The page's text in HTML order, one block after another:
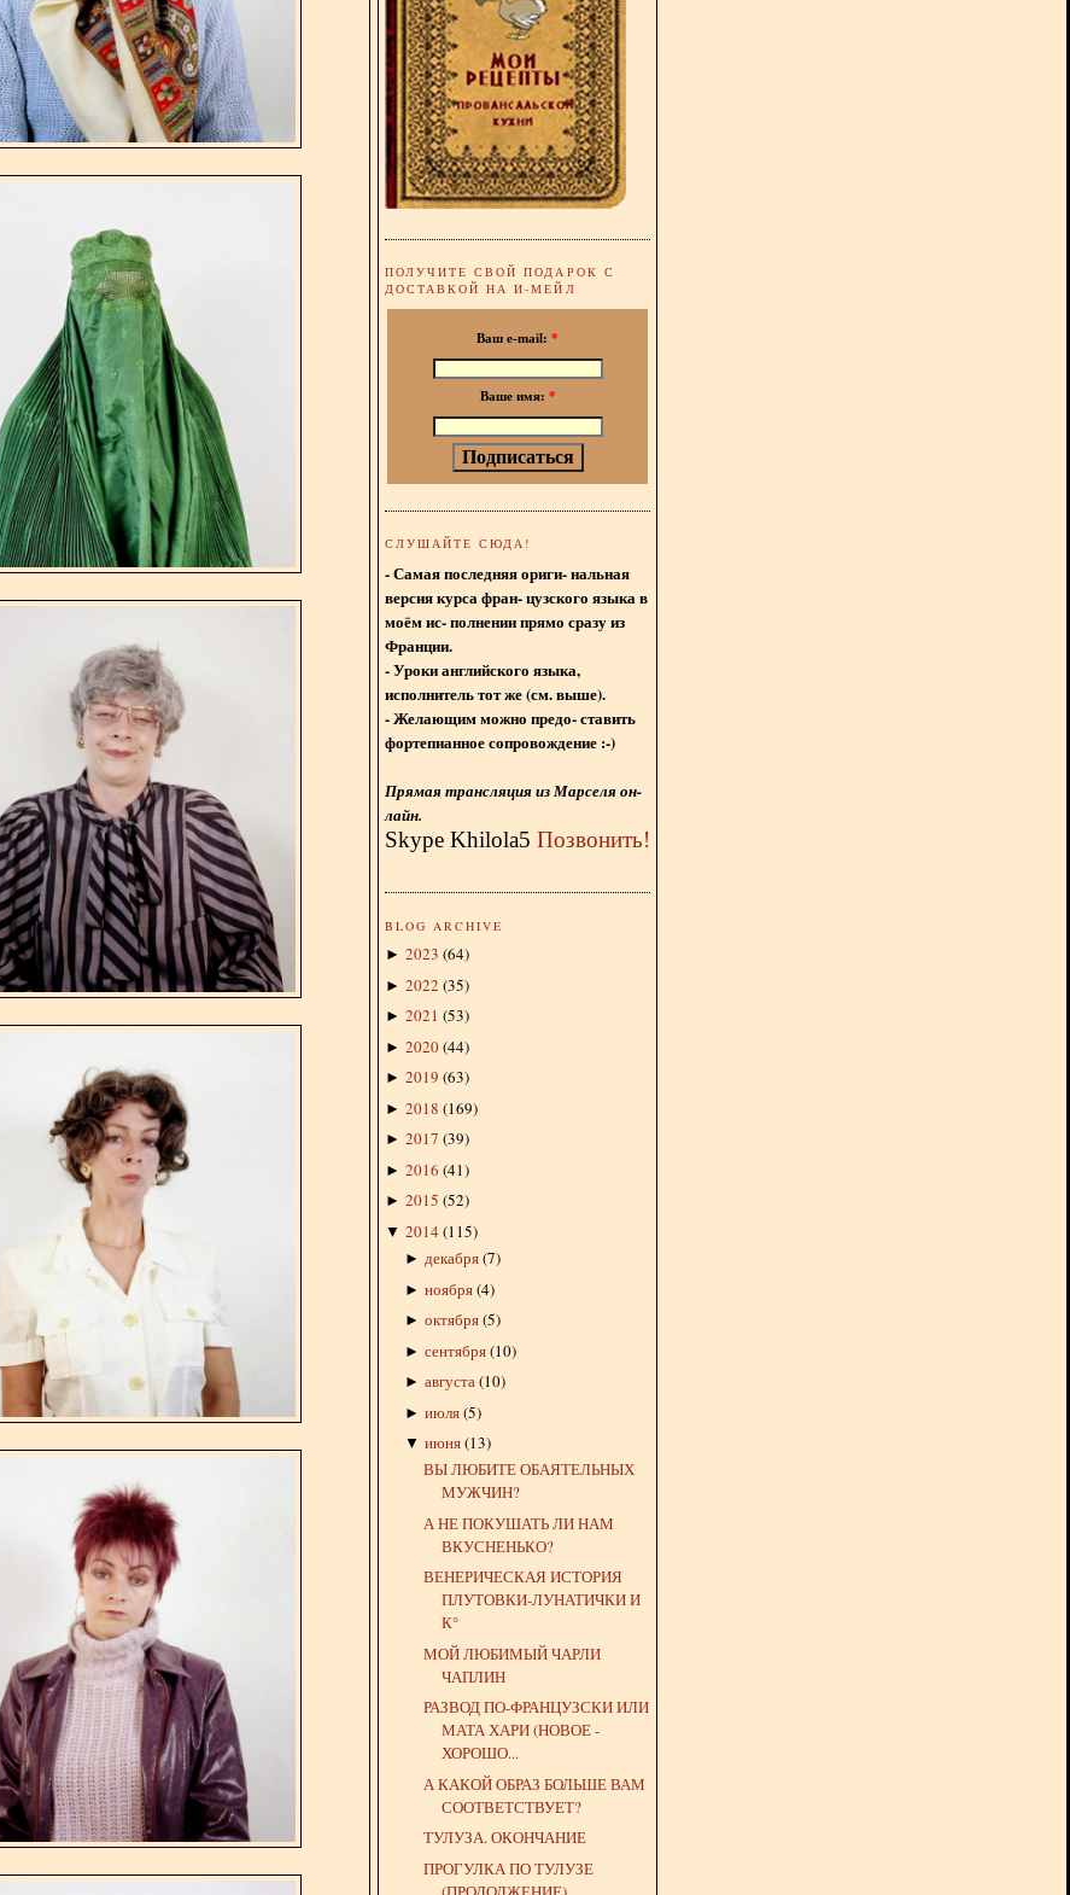
ПОЛУЧИТЕ СВОЙ ПОДАРОК С
ДОСТАВКОЙ НА И-МЕЙЛ
Ваш e-mail: *
Ваше имя: *
СЛУШАЙТЕ СЮДА!
- Самая последняя ориги- нальная
версия курса фран- цузского языка в
моём ис- полнении прямо сразу из
Франции.
- Уроки английского языка,
исполнитель тот же (см. выше).
- Желающим можно предо- ставить
фортепианное сопровождение :-)
Прямая трансляция из Марселя он-
лайн.
Skype Khilola5 Позвонить!
BLOG ARCHIVE
► 2023 (64)
► 2022 (35)
► 2021 (53)
► 2020(44)
► 2019 (63)
► 2018 (169)
► 2017 (39)
► 2016 (41)
► 2015 (52)
▼ 2014 (115)
► декабря(7)
► ноября(4)
► октября(5)
► сентября(10)
► августа(10)
► июля(5)
▼ июня(13)
ВЫ ЛЮБИТЕ ОБАЯТЕЛЬНЫХ
МУЖЧИН?
А НЕ ПОКУШАТЬ ЛИ НАМ
ВКУСНЕНЬКО?
ВЕНЕРИЧЕСКАЯ ИСТОРИЯ
ПЛУТОВКИ-ЛУНАТИЧКИ И
К°
МОЙ ЛЮБИМЫЙ ЧАРЛИ
ЧАПЛИН
РАЗВОД ПО-ФРАНЦУЗСКИ ИЛИ
МАТА ХАРИ (НОВОЕ -
ХОРОШО...
А КАКОЙ ОБРАЗ БОЛЬШЕ ВАМ
СООТВЕТСТВУЕТ?
ТУЛУЗА. ОКОНЧАНИЕ
ПРОГУЛКА ПО ТУЛУЗЕ